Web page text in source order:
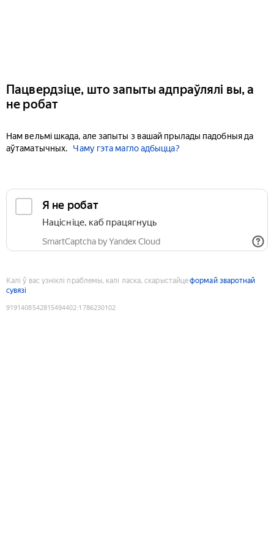
Пацвердзіце, што запыты адпраўлялі вы, а
не робат
Нам вельмі шкада, але запыты з вашай прылады падобныя да
аўтаматычных.
Чаму гэта магло адбыцца?
Я не робат
Націсніце, каб працягнуць
SmartCaptcha by Yandex Cloud
Калі ў вас узніклі праблемы, калі ласка, скарыстайцеформай зваротнай
сувязі
9191408542815494402:1786230102